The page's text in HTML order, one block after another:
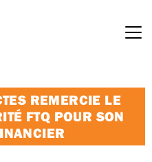
REMERCIE LE
FTQ POUR SON